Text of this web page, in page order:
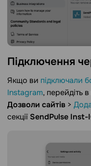
Підключення
Якщо ви підключали
Instagram, перейдіть
Дозволи сайтів >
секції SendPulse Inst-